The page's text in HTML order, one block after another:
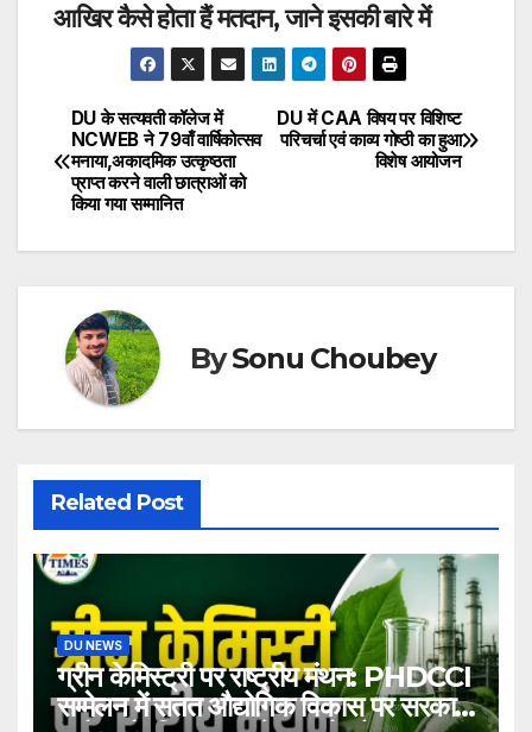
आखिर कैसे होता हैं मतदान, जाने इसकी बारे में
Post
navigation
DU में CAA विषय पर विशिष्ट
परिचर्चा एवं काव्य गोष्ठी का हुआ
विशेष आयोजन
DU के सत्यवती कॉलेज में
NCWEB ने 79वाँ वार्षिकोत्सव
मनाया,अकादमिक उत्कृष्ठता
प्राप्त करने वाली छात्राओं को
किया गया सम्मानित
BySonu Choubey
Related Post
DU NEWS
ग्रीन केमिस्ट्री पर राष्ट्रीय मंथन: PHDCCI
सम्मेलन में सतत औद्योगिक विकास पर सरकार,